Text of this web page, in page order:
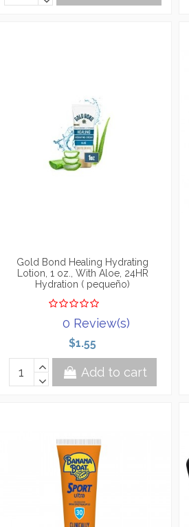
Gold Bond Healing Hydrating
Lotion, 1 oz., With Aloe, 24HR
Hydration ( pequeño)
0 Review(s)
$1.55
Add to cart